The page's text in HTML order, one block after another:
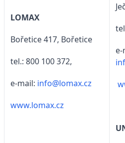
LOMAX
Bořetice 417, Bořetice
tel.: 800 100 372,
e-mail: info@lomax.cz
www.lomax.cz
e-